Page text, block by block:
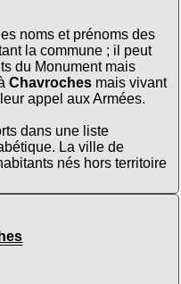
noms et prénoms des
la commune ; il peut
du Monument mais
Chavrochesmais vivant
appel aux Armées.
dans une liste
La ville de
nés hors territoire